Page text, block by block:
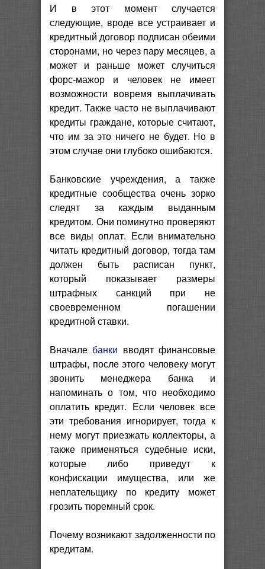
И в этот момент случается
следующие, вроде все устраивает и
кредитный договор подписан обеими
сторонами, но через пару месяцев, а
может и раньше может случиться
форс-мажор и человек не имеет
возможности вовремя выплачивать
кредит. Также часто не выплачивают
кредиты граждане, которые считают,
что им за это ничего не будет. Но в
этом случае они глубоко ошибаются.
Банковские учреждения, а также
кредитные сообщества очень зорко
следят за каждым выданным
кредитом. Они поминутно проверяют
все виды оплат. Если внимательно
читать кредитный договор, тогда там
должен быть расписан пункт,
который показывает размеры
штрафных санкций при не
своевременном погашении
кредитной ставки.
Вначале банки вводят финансовые
штрафы, после этого человеку могут
звонить менеджера банка и
напоминать о том, что необходимо
оплатить кредит. Если человек все
эти требования игнорирует, тогда к
нему могут приезжать коллекторы, а
также применяться судебные иски,
которые либо приведут к
конфискации имущества, или же
неплательщику по кредиту может
грозить тюремный срок.
Почему возникают задолженности по
кредитам.